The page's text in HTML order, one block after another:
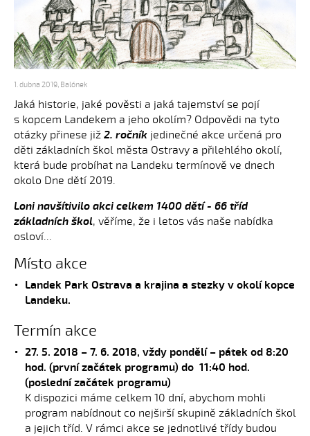
1. dubna 2019, Balónek
Jaká historie, jaké pověsti a jaká tajemství se pojí
s kopcem Landekem a jeho okolím? Odpovědi na tyto
otázky přinese již 2. ročník jedinečné akce určená pro
děti základních škol města Ostravy a přilehlého okolí,
která bude probíhat na Landeku termínově ve dnech
okolo Dne dětí 2019.
Loni navšítivilo akci celkem 1400 dětí - 66 tříd
základních škol, věříme, že i letos vás naše nabídka
osloví...
Místo akce
Landek Park Ostrava a krajina a stezky v okolí kopce
Landeku.
Termín akce
27. 5. 2018 – 7. 6. 2018, vždy pondělí – pátek od 8:20
hod. (první začátek programu) do 11:40 hod.
(poslední začátek programu)
K dispozici máme celkem 10 dní, abychom mohli
program nabídnout co nejširší skupině základních škol
a jejich tříd. V rámci akce se jednotlivé třídy budou